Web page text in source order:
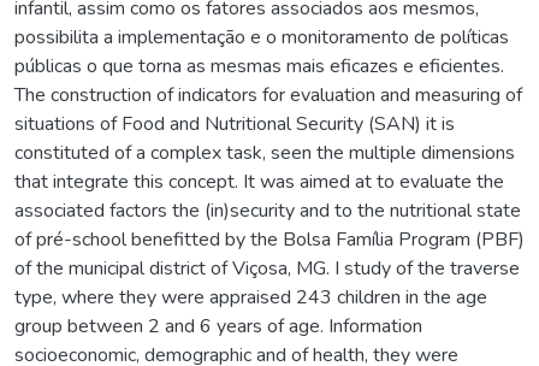
infantil, assim como os fatores associados aos mesmos,
possibilita a implementação e o monitoramento de políticas
públicas o que torna as mesmas mais eficazes e eficientes.
The construction of indicators for evaluation and measuring of
situations of Food and Nutritional Security (SAN) it is
constituted of a complex task, seen the multiple dimensions
that integrate this concept. It was aimed at to evaluate the
associated factors the (in)security and to the nutritional state
of pré-school benefitted by the Bolsa Família Program (PBF)
of the municipal district of Viçosa, MG. I study of the traverse
type, where they were appraised 243 children in the age
group between 2 and 6 years of age. Information
socioeconomic, demographic and of health, they were